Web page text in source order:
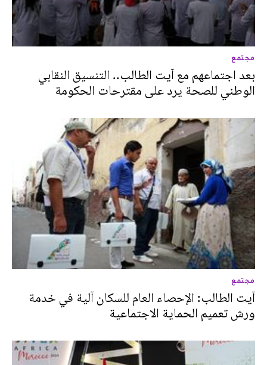
مجتمع
بعد اجتماعهم مع آيت الطالب.. التنسيق النقابي
الوطني للصحة يرد على مقترحات الحكومة
مجتمع
آيت الطالب: الإحصاء العام للسكان آلية في خدمة
ورش تعميم الحماية الاجتماعية